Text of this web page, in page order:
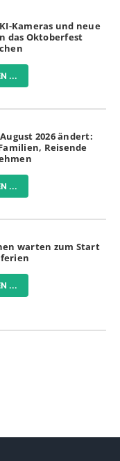
Kameras und neue
das Oktoberfest
...
2026 ändert:
Reisende
...
warten zum Start
...